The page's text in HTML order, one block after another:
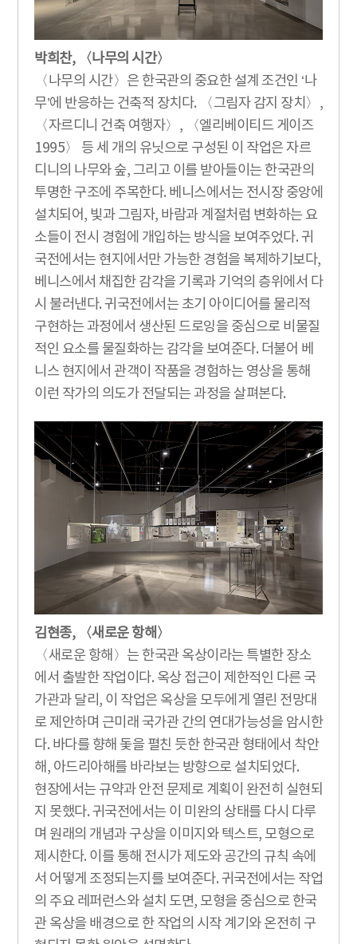
박희찬, 〈나무의 시간〉
〈나무의 시간〉은 한국관의 중요한 설계 조건인 ‘나
무’에 반응하는 건축적 장치다. 〈그림자 감지 장치〉,
〈자르디니 건축 여행자〉, 〈엘리베이티드 게이즈
1995〉 등 세 개의 유닛으로 구성된 이 작업은 자르
디니의 나무와 숲, 그리고 이를 받아들이는 한국관의
투명한 구조에 주목한다. 베니스에서는 전시장 중앙에
설치되어, 빛과 그림자, 바람과 계절처럼 변화하는 요
소들이 전시 경험에 개입하는 방식을 보여주었다. 귀
국전에서는 현지에서만 가능한 경험을 복제하기보다,
베니스에서 채집한 감각을 기록과 기억의 층위에서 다
시 불러낸다. 귀국전에서는 초기 아이디어를 물리적
구현하는 과정에서 생산된 드로잉을 중심으로 비물질
적인 요소를 물질화하는 감각을 보여준다. 더불어 베
니스 현지에서 관객이 작품을 경험하는 영상을 통해
이런 작가의 의도가 전달되는 과정을 살펴본다.
김현종, 〈새로운 항해〉
〈새로운 항해〉는 한국관 옥상이라는 특별한 장소
에서 출발한 작업이다. 옥상 접근이 제한적인 다른 국
가관과 달리, 이 작업은 옥상을 모두에게 열린 전망대
로 제안하며 근미래 국가관 간의 연대가능성을 암시한
다. 바다를 향해 돛을 펼친 듯한 한국관 형태에서 착안
해, 아드리아해를 바라보는 방향으로 설치되었다.
현장에서는 규약과 안전 문제로 계획이 완전히 실현되
지 못했다. 귀국전에서는 이 미완의 상태를 다시 다루
며 원래의 개념과 구상을 이미지와 텍스트, 모형으로
제시한다. 이를 통해 전시가 제도와 공간의 규칙 속에
서 어떻게 조정되는지를 보여준다. 귀국전에서는 작업
의 주요 레퍼런스와 설치 도면, 모형을 중심으로 한국
관 옥상을 배경으로 한 작업의 시작 계기와 온전히 구